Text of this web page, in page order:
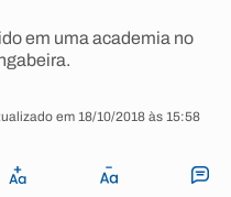
em uma academia no
em 18/10/2018 às 15:58